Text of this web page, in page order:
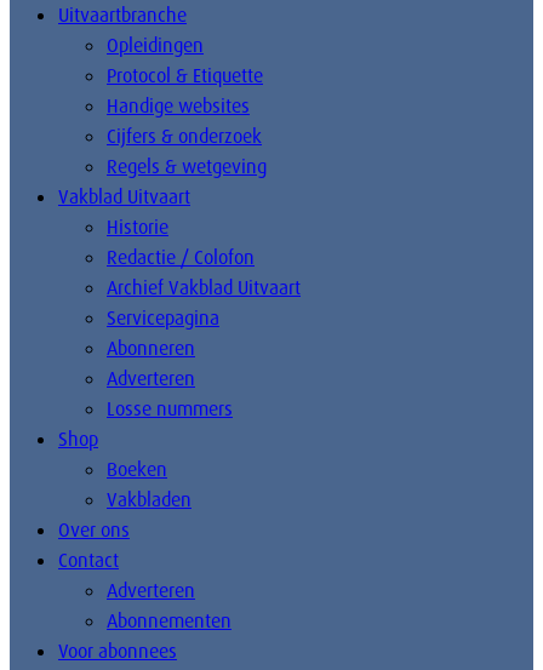
Uitvaartbranche
Opleidingen
Protocol & Etiquette
Handige websites
Cijfers & onderzoek
Regels & wetgeving
Vakblad Uitvaart
Historie
Redactie / Colofon
Archief Vakblad Uitvaart
Servicepagina
Abonneren
Adverteren
Losse nummers
Shop
Boeken
Vakbladen
Over ons
Contact
Adverteren
Abonnementen
Voor abonnees